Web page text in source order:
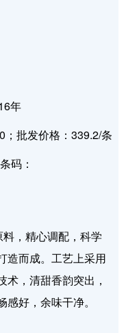
年
批发价格：339.2/条
码：
，精心调配，科学
造而成。工艺上采用
，清甜香韵突出，
好，余味干净。